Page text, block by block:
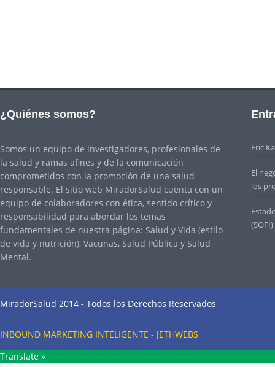
¿Quiénes somos?
Somos un equipo de investigadores, profesionales de
la salud y ramas afines y de la comunicación
comprometidos con la promoción de una salud
responsable. El sitio web MiradorSalud cuenta con un
equipo de colaboradores con ética, sentido crítico y
responsabilidad para abordar los temas
fundamentales de nuestra página: Salud y Vida (estilo
de vida y nutrición), Vacunas, Salud Pública y Salud
Mental.
Eric
El
los
MiradorSalud 2014 - Todos los Derechos Reservados
INBOUND MARKETING INTELIGENTE - JETHWEBS
Translate »